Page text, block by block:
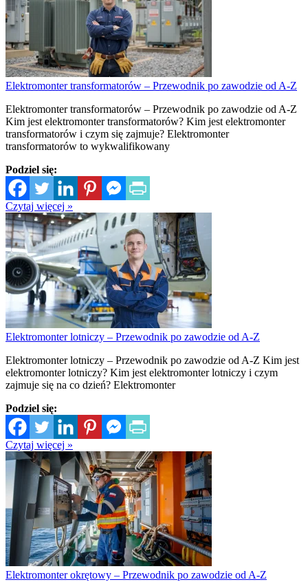
Elektromonter transformatorów – Przewodnik po zawodzie od A-Z
Elektromonter transformatorów – Przewodnik po zawodzie od A-Z
Kim jest elektromonter transformatorów? Kim jest elektromonter
transformatorów i czym się zajmuje? Elektromonter
transformatorów to wykwalifikowany
Podziel się:
Czytaj więcej »
Elektromonter lotniczy – Przewodnik po zawodzie od A-Z
Elektromonter lotniczy – Przewodnik po zawodzie od A-Z Kim jest
elektromonter lotniczy? Kim jest elektromonter lotniczy i czym
zajmuje się na co dzień? Elektromonter
Podziel się:
Czytaj więcej »
Elektromonter okrętowy – Przewodnik po zawodzie od A-Z